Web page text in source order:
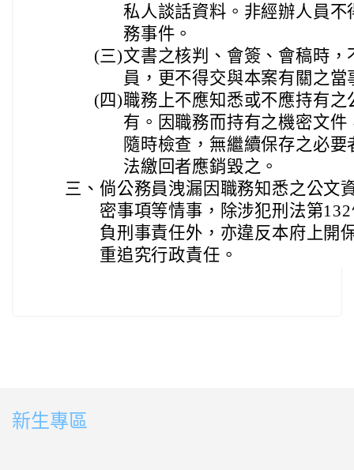
私人談話資料。非經辦人員
務事件。
(三)文書之核判、會簽、會稿時
員，更不得交與本案有關之當
(四)職務上不應知悉或不應持有
有。因職務而持有之機密文
隨時檢查，無繼續保存之必
法繳回者應銷毀之。
三、 倘公務員洩漏因職務知悉之公文
密事項等情事，除涉犯刑法第
負刑事責任外，亦違反本府上開
重追究行政責任。
新生專區